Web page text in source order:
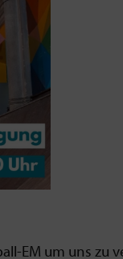
EM um uns zu